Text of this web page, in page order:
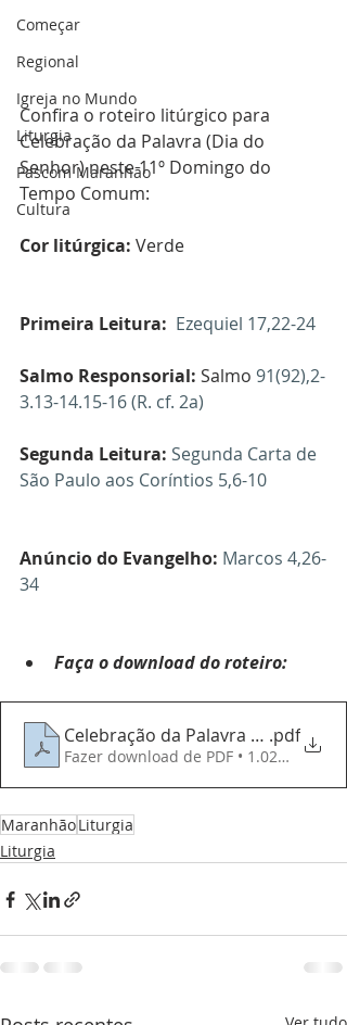
Começar
Regional
Igreja no Mundo
Liturgia
Pascom Maranhão
Cultura
Confira o roteiro litúrgico para
Celebração da Palavra (Dia do
Senhor) neste 11º Domingo do
Tempo Comum:
Cor litúrgica: Verde
Primeira Leitura: Ezequiel 17,22-24
Salmo Responsorial: Salmo 91(92),2-
3.13-14.15-16 (R. cf. 2a)
Segunda Leitura: Segunda Carta de
São Paulo aos Coríntios 5,6-10
Anúncio do Evangelho: Marcos 4,26-
34
Faça o download do roteiro:
Celebração da Palavra - .pdf
Fazer download de PDF • 1.02MB
MaranhãoLiturgia
Liturgia